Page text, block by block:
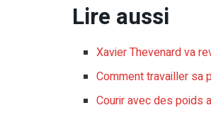
Lire aussi
Xavier Thevenard va
Comment travailler sa
Courir avec des poids